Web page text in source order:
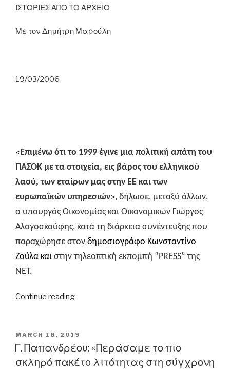
ΙΣΤΟΡΙΕΣ ΑΠΟ ΤΟ ΑΡΧΕΙΟ
Με τον Δημήτρη Μαρούλη
19/03/2006
« Επιμένω ότι το 1999 έγινε μια πολιτική απάτη του
ΠΑΣΟΚ με τα στοιχεία, εις βάρος του ελληνικού
λαού, των εταίρων μας στην ΕΕ και των
ευρωπαϊκών υπηρεσιών», δήλωσε, μεταξύ άλλων,
ο υπουργός Οικονομίας και Οικονομικών Γιώργος
Αλογοσκούφης, κατά τη διάρκεια συνέντευξης που
παραχώρησε στον δημοσιογράφο Κωνσταντίνο
Ζούλα και στην τηλεοπτική εκπομπή “ΡRΕSS” της
ΝΕΤ.
Continue reading“Γ.
1999
έγινε
πολιτική
POSTED
ON
MARCH 18, 2019
Γ. Παπανδρέου: «Περάσαμε το πιο
σκληρό πακέτο λιτότητας στη σύγχρονη